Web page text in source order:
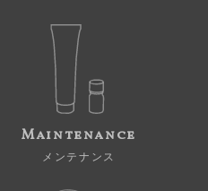
Maintenance
メンテナンス